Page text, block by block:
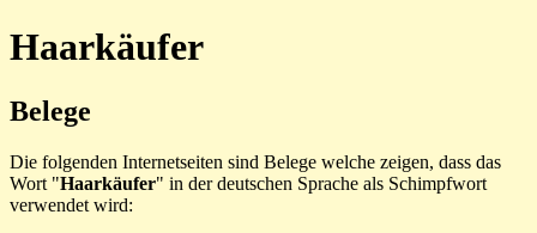
Haarkäufer
Belege
Die folgenden Internetseiten sind Belege welche zeigen, dass das
Wort "Haarkäufer" in der deutschen Sprache als Schimpfwort
verwendet wird: